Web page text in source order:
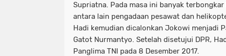
Supriatna. Pada masa ini banyak
antara lain pengadaan pesawat dan
Hadi kemudian dicalonkan Jokowi menjadi
Gatot Nurmantyo. Setelah disetujui DPR,
Panglima TNI pada 8 Desember 2017.